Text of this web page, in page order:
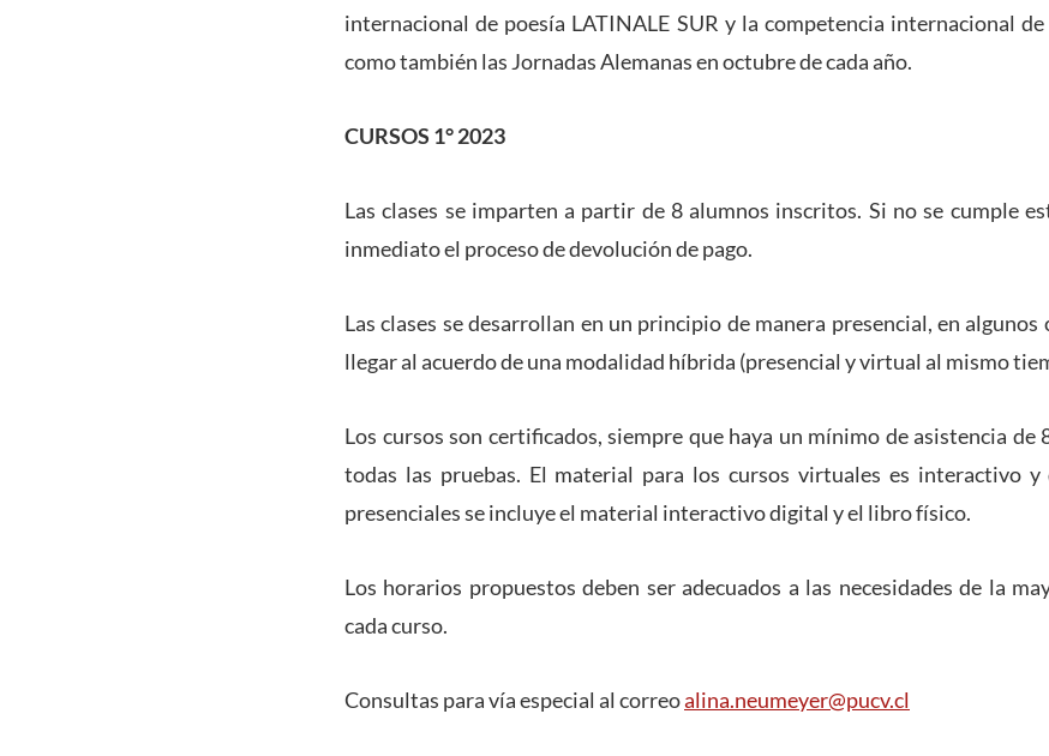
internacional de poesía LATINALE SUR y la competencia internacional
como también las Jornadas Alemanas en octubre de cada año.
CURSOS 1° 2023
Las clases se imparten a partir de 8 alumnos inscritos. Si no se cumple
inmediato el proceso de devolución de pago.
Las clases se desarrollan en un principio de manera presencial, en
llegar al acuerdo de una modalidad híbrida (presencial y virtual al mismo
Los cursos son certificados, siempre que haya un mínimo de asistencia de
todas las pruebas. El material para los cursos virtuales es interactivo
presenciales se incluye el material interactivo digital y el libro físico.
Los horarios propuestos deben ser adecuados a las necesidades de la
cada curso.
Consultas para vía especial al correoalina.neumeyer@pucv.cl